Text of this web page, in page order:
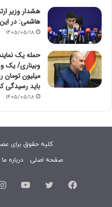
هشدار وزیر
هاشمی: در
1405/05/18
حمله یک
میلیون
باید رسیدگی
1405/05/18
کلیه حقوق برای
صفحه اصلی
درباره ما
فیسبوک توییتر